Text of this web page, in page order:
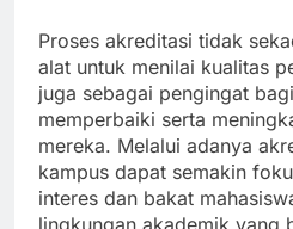
Proses akreditasi tidak
alat untuk menilai kualitas
juga sebagai pengingat
memperbaiki serta
mereka. Melalui adanya
kampus dapat semakin
interes dan bakat